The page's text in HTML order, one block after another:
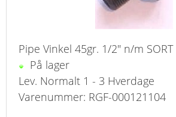
TILBUD
PROFIL
Pipe Vinkel 45gr. 1/2" n/m SORT
På lager
Lev. Normalt 1 - 3 Hverdage
Varenummer: RGF-000121104